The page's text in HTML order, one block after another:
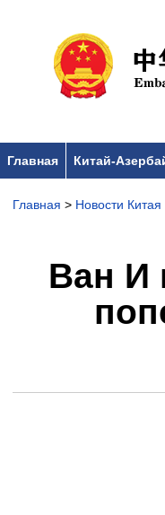
Главная Китай-
Главная > Новости Китая
Ван И